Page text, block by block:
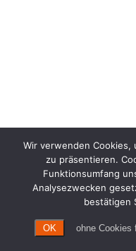
Wir verwenden
zu präsentieren.
Funktionsumfang
Analysezwecken
bestätigen
OK ohne Cookies